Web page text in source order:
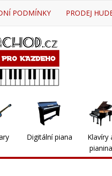
PODMÍNKY PRODEJ
Digitální piana
Klavíry
pianina